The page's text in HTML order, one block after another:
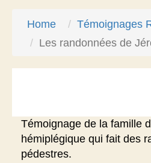
l
e
g
a
t
Home
Témoignages
Les randonnées de
Témoignage de la famille
hémiplégique qui fait des
pédestres.